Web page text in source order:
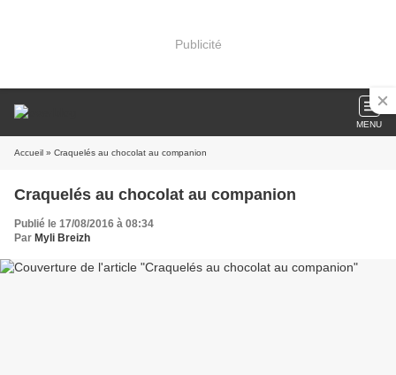
Publicité
MENU
Accueil » Craquelés au chocolat au companion
Craquelés au chocolat au companion
Publié le 17/08/2016 à 08:34
Par Myli Breizh